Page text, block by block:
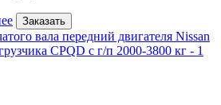
Заказать